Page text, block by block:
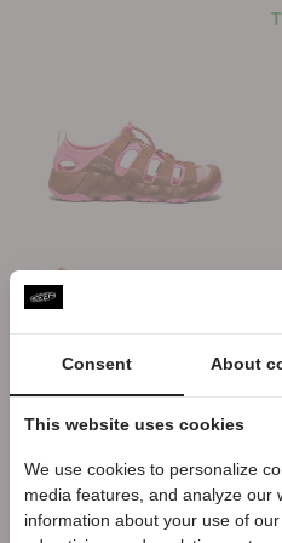
Hyperport H2 Dames
trekking en
Consent About
This website uses cookies
We use cookies to personalize
media features, and analyze our
information about your use of
Welkom